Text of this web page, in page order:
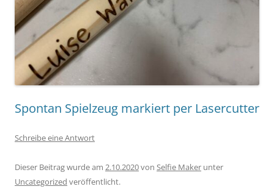
Spontan Spielzeug markiert per Lasercutter
Schreibe eine Antwort
Dieser Beitrag wurde am 2.10.2020von Selfie Maker unter
Uncategorized veröffentlicht.